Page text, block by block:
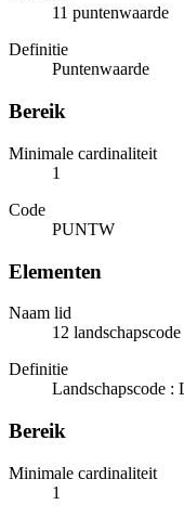
11 puntenwaarde
Definitie
Puntenwaarde
Bereik
Minimale cardinaliteit
1
Code
PUNTW
Elementen
Naam lid
12 landschapscode
Definitie
Landschapscode :
Bereik
Minimale cardinaliteit
1